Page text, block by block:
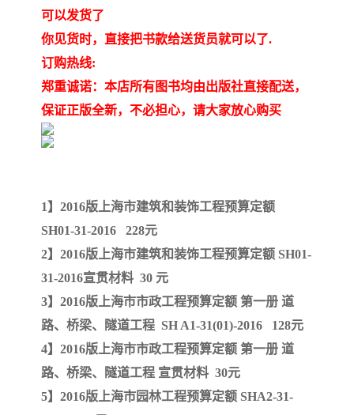
可以发货了
你见货时，直接把书款给送货员就可以了.
订购热线:
郑重诚诺：本店所有图书均由出版社直接配送，
保证正版全新，不必担心，请大家放心购买
1】2016版上海市建筑和装饰工程预算定额
SH01-31-2016 228元
2】2016版上海市建筑和装饰工程预算定额 SH01-
31-2016宣贯材料 30 元
3】2016版上海市市政工程预算定额 第一册 道
路、桥梁、隧道工程 SH A1-31(01)-2016 128元
4】2016版上海市市政工程预算定额 第一册 道
路、桥梁、隧道工程 宣贯材料 30元
5】2016版上海市园林工程预算定额 SHA2-31-
内蒙古建设工程预算定额
陕西建设工程消耗量定额
贵州水利水电定额 铁路概预算定额
青海省建筑工程消耗量定
*考军校教材 黑龙江建设工程计价定额
依据
海南省建设工程预算定额 浙江省建设工程预算定额
电力工程预算概算定额 重庆市建设工程计价定额
江苏省建设工程计价定额 深圳市建设工程消耗量定